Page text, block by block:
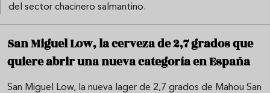
del sector chacinero salmantino.
San Miguel Low, la cerveza de 2,7 grados que
quiere abrir una nueva categoría en España
San Miguel Low, la nueva lager de 2,7 grados de Mahou San